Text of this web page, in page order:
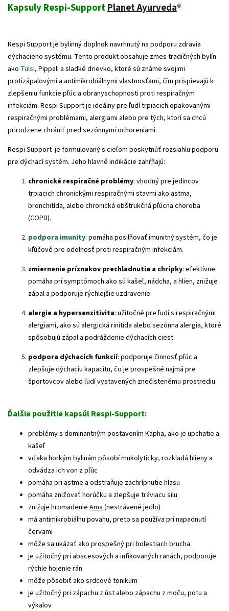
Kapsuly Respi-SupportPlanet Ayurveda®
Respi Support je bylinný doplnok navrhnutý na podporu zdravia
dýchacieho systému. Tento produkt obsahuje zmes tradičných bylín
ako Tulsi, Pippali a sladké drievko, ktoré sú známe svojimi
protizápalovými a antimikrobiálnymi vlastnosťami, čím prispievajú k
zlepšeniu funkcie pľúc a obranyschopnosti proti respiračným
infekciám. Respi Support je ideálny pre ľudí trpiacich opakovanými
respiračnými problémami, alergiami alebo pre tých, ktorí sa chcú
prirodzene chrániť pred sezónnymi ochoreniami.
Respi Support je formulovaný s cieľom poskytnúť rozsiahlu podporu
pre dýchací systém. Jeho hlavné indikácie zahŕňajú:
chronické respiračné problémy: vhodný pre jedincov
trpiacich chronickými respiračnými stavmi ako astma,
bronchitída, alebo chronická obštrukčná pľúcna choroba
(COPD).
podpora imunity: pomáha posilňovať imunitný systém, čo je
kľúčové pre odolnosť proti respiračným infekciám.
zmiernenie príznakov prechladnutia a chrípky: efektívne
pomáha pri symptómoch ako sú kašeľ, nádcha, a hlien, znižuje
zápal a podporuje rýchlejšie uzdravenie.
alergie a hypersenzitivita: užitočné pre ľudí s respiračnými
alergiami, ako sú alergická rinitída alebo sezónna alergia, ktoré
spôsobujú zápal a podráždenie dýchacích ciest.
podpora dýchacích funkcií: podporuje činnosť pľúc a
zlepšuje dýchaciu kapacitu, čo je prospešné najmä pre
športovcov alebo ľudí vystavených znečistenému prostrediu.
Ďalšie použitie kapsúl Respi-Support:
problémy s dominantným postavením Kapha, ako je upchatie a
kašeľ
vďaka horkým bylinám pôsobí mukolyticky, rozkladá hlieny a
odvádza ich von z pľúc
pomáha pri astme a odstraňuje zachrípnutie hlasu
pomáha znižovať horúčku a zlepšuje tráviacu silu
znižuje hromadenie Ama (nestrávené jedlo)
má antimikrobiálnu povahu, preto sa používa pri napadnutí
červami
môže sa ukázať ako prospešný pri bolestiach brucha
je užitočný pri abscesových a infikovaných ranách, podporuje
rýchle hojenie rán
môže pôsobiť ako srdcové tonikum
je užitočný pri zápachu z úst alebo zápachu z moču, potu a
výkalov